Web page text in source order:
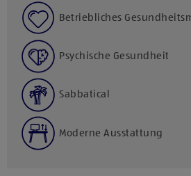
Betriebliches
Psychische Gesundheit
Sabbatical
Moderne Ausstattung